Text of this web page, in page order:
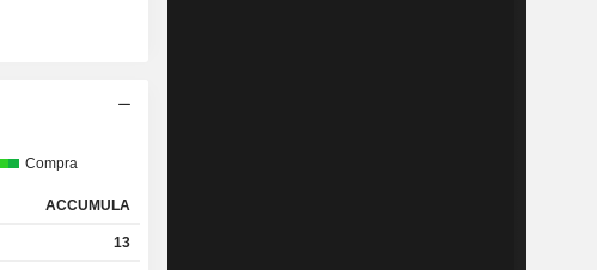
Compra
ACCUMULA
13